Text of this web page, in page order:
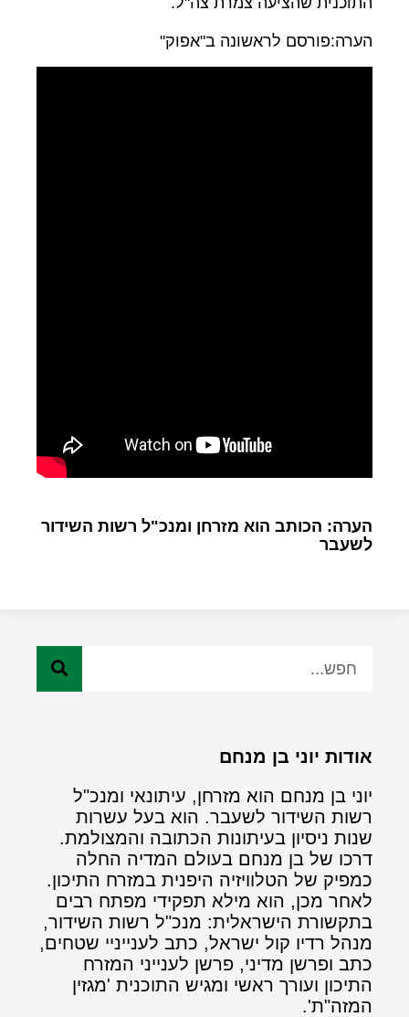
הערה:פורסם לראשונה ב"אפוק"
הערה: הכותב הוא מזרחן ומנכ"ל רשות השידור
לשעבר
אודות יוני בן מנחם
יוני בן מנחם הוא מזרחן, עיתונאי ומנכ"ל
רשות השידור לשעבר. הוא בעל עשרות
שנות ניסיון בעיתונות הכתובה והמצולמת.
דרכו של בן מנחם בעולם המדיה החלה
כמפיק של הטלוויזיה היפנית במזרח התיכון.
לאחר מכן, הוא מילא תפקידי מפתח רבים
בתקשורת הישראלית: מנכ"ל רשות השידור,
מנהל רדיו קול ישראל, כתב לענייניי שטחים,
כתב ופרשן מדיני, פרשן לענייני המזרח
התיכון ועורך ראשי ומגיש התוכנית 'מגזין
המזה"ת'.